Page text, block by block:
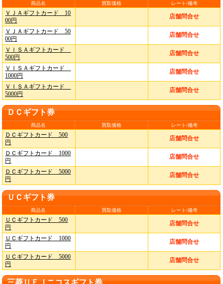
商品名 買取価格 レート/備考
ＶＪＡギフトカード 10
00円
店舗問合せ
ＶＪＡギフトカード 50
00円
店舗問合せ
ＶＩＳＡギフトカード
500円
店舗問合せ
ＶＩＳＡギフトカード
1000円
店舗問合せ
ＶＩＳＡギフトカード
5000円
店舗問合せ
ＤＣギフト券
商品名 買取価格 レート/備考
ＤＣギフトカード 500
円
店舗問合せ
ＤＣギフトカード 1000
円
店舗問合せ
ＤＣギフトカード 5000
円
店舗問合せ
ＵＣギフト券
商品名 買取価格 レート/備考
ＵＣギフトカード 500
円
店舗問合せ
ＵＣギフトカード 1000
円
店舗問合せ
ＵＣギフトカード 5000
円
店舗問合せ
三菱ＵＦＪニコスギフト券